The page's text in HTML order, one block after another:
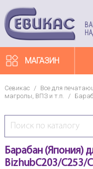
МАГАЗИН
Севикас / Все для
магролы, ВПЗ и т.п. /
Барабан (Япония)
BizhubC203/C253/